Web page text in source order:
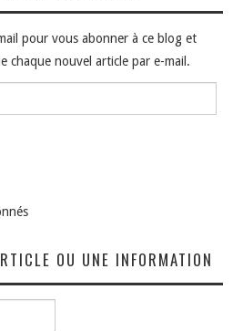
pour vous abonner à ce blog et
chaque nouvel article par e-mail.
OU UNE INFORMATION